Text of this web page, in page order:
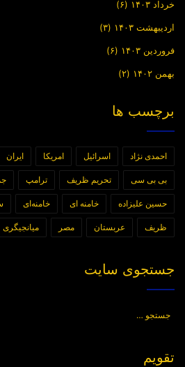
خرداد ۱۴۰۳ (۶)
اردیبهشت ۱۴۰۳ (۳)
فروردین ۱۴۰۳ (۶)
بهمن ۱۴۰۲ (۲)
برچسب ها
احمدی نژاد اسرائیل امریکا ایران
بی بی سی تحریم ظریف ترامپ
حسین علیزاده خامنه ای خامنه‌ای
ظریف عربستان مصر میانجیگری
جستجوی سایت
تقویم